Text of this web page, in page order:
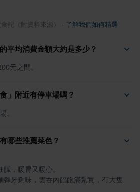
記（附資料來源） 了解我們如何精選
平均消費金額大約是多少？
元之間。
」附近有停車場嗎？
。
哪些推薦菜色？
彈牙夠味，雲吞內餡飽滿紮實，有大隻